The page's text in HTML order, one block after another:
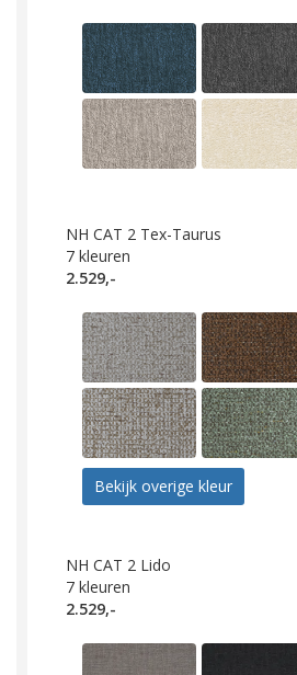
NH CAT 2 Tex-Taurus
7 kleuren
2.529,-
Bekijk overige kleur
NH CAT 2 Lido
7 kleuren
2.529,-